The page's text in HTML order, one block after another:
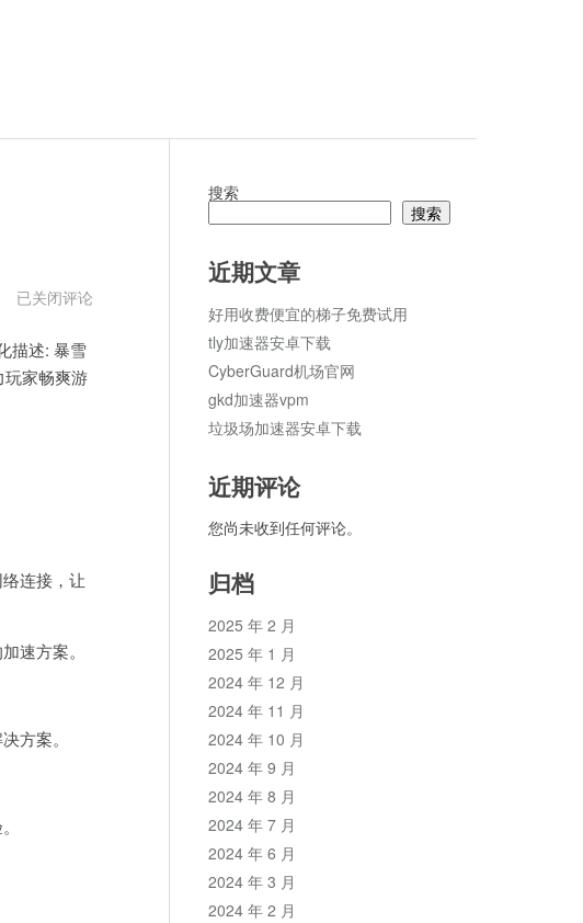
暴
雪
速
器
已关闭评论
描述: 暴雪
玩家畅爽游
连接，让
速方案。
方案。
搜索
搜索
近期文章
好用收费便宜的梯子免费试用
tly加速器安卓下载
CyberGuard机场官网
gkd加速器vpm
垃圾场加速器安卓下载
近期评论
您尚未收到任何评论。
归档
2025 年 2 月
2025 年 1 月
2024 年 12 月
2024 年 11 月
2024 年 10 月
2024 年 9 月
2024 年 8 月
2024 年 7 月
2024 年 6 月
2024 年 3 月
2024 年 2 月